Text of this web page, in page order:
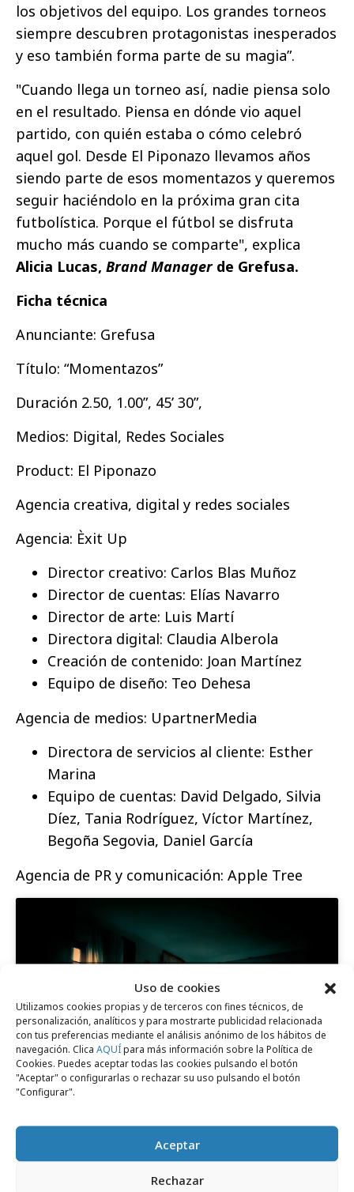
Uso de cookies
Utilizamos cookies propias y de terceros con fines técnicos, de
personalización, analíticos y para mostrarte publicidad relacionada
con tus preferencias mediante el análisis anónimo de los hábitos de
navegación. Clica AQUÍpara más información sobre la Política de
Cookies. Puedes aceptar todas las cookies pulsando el botón
"Aceptar" o configurarlas o rechazar su uso pulsando el botón
"Configurar".
Aceptar
Rechazar
los objetivos del equipo. Los grandes torneos
siempre descubren protagonistas inesperados
y eso también forma parte de su magia”.
"Cuando llega un torneo así, nadie piensa solo
en el resultado. Piensa en dónde vio aquel
partido, con quién estaba o cómo celebró
aquel gol. Desde El Piponazo llevamos años
siendo parte de esos momentazos y queremos
seguir haciéndolo en la próxima gran cita
futbolística. Porque el fútbol se disfruta
mucho más cuando se comparte", explica
Alicia Lucas, Brand Managerde Grefusa.
Ficha técnica
Anunciante: Grefusa
Título: “Momentazos”
Duración 2.50, 1.00”, 45’ 30”,
Medios: Digital, Redes Sociales
Product: El Piponazo
Agencia creativa, digital y redes sociales
Agencia: Èxit Up
Director creativo: Carlos Blas Muñoz
Director de cuentas: Elías Navarro
Director de arte: Luis Martí
Directora digital: Claudia Alberola
Creación de contenido: Joan Martínez
Equipo de diseño: Teo Dehesa
Agencia de medios: UpartnerMedia
Directora de servicios al cliente: Esther
Marina
Equipo de cuentas: David Delgado, Silvia
Díez, Tania Rodríguez, Víctor Martínez,
Begoña Segovia, Daniel García
Agencia de PR y comunicación: Apple Tree